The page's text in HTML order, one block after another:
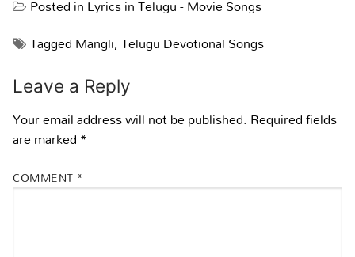
Posted inLyrics in Telugu - Movie Songs
TaggedMangli,Telugu Devotional Songs
Leave a Reply
Your email address will not be published. Required fields
are marked*
COMMENT *